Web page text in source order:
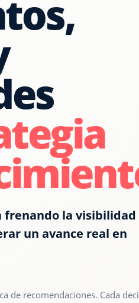
la visibilidad
un avance real en
de recomendaciones. Cada